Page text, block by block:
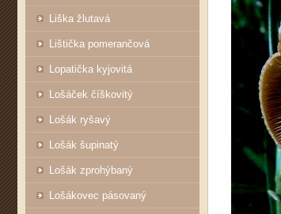
Liška žlutavá
Lištička pomerančová
Lopatička kyjovitá
Lošáček číškovitý
Lošák ryšavý
Lošák šupinatý
Lošák zprohýbaný
Lošákovec pásovaný